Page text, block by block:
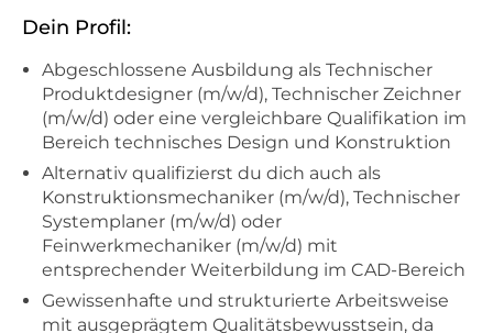
Dein Profil:
Abgeschlossene Ausbildung als Technischer
Produktdesigner (m/w/d), Technischer Zeichner
(m/w/d) oder eine vergleichbare Qualifikation im
Bereich technisches Design und Konstruktion
Alternativ qualifizierst du dich auch als
Konstruktionsmechaniker (m/w/d), Technischer
Systemplaner (m/w/d) oder
Feinwerkmechaniker (m/w/d) mit
entsprechender Weiterbildung im CAD-Bereich
Gewissenhafte und strukturierte Arbeitsweise
mit ausgeprägtem Qualitätsbewusstsein, da